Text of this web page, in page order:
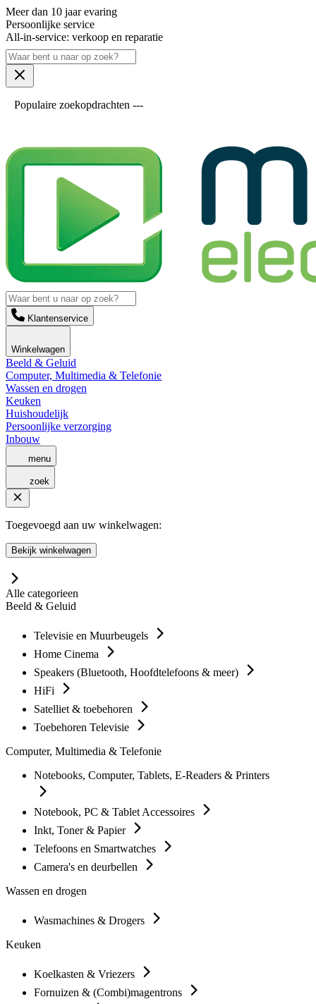
Meer dan 10 jaar evaring
Persoonlijke service
All-in-service: verkoop en reparatie
Populaire zoekopdrachten ---
Klantenservice
Winkelwagen
Beeld & Geluid
Computer, Multimedia & Telefonie
Wassen en drogen
Keuken
Huishoudelijk
Persoonlijke verzorging
Inbouw
menu
zoek
Toegevoegd aan uw winkelwagen:
Bekijk winkelwagen
Alle categorieen
Beeld & Geluid
Televisie en Muurbeugels
Home Cinema
Speakers (Bluetooth, Hoofdtelefoons & meer)
HiFi
Satelliet & toebehoren
Toebehoren Televisie
Computer, Multimedia & Telefonie
Notebooks, Computer, Tablets, E-Readers & Printers
Notebook, PC & Tablet Accessoires
Inkt, Toner & Papier
Telefoons en Smartwatches
Camera's en deurbellen
Wassen en drogen
Wasmachines & Drogers
Keuken
Koelkasten & Vriezers
Fornuizen & (Combi)magentrons